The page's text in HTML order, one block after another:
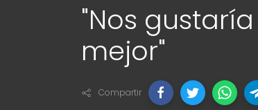
"Nos
mejor"
Compartir